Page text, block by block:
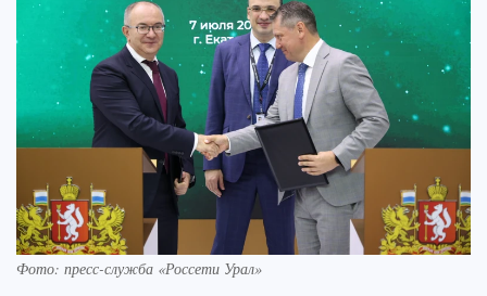
Фото: пресс-служба «Россети Урал»